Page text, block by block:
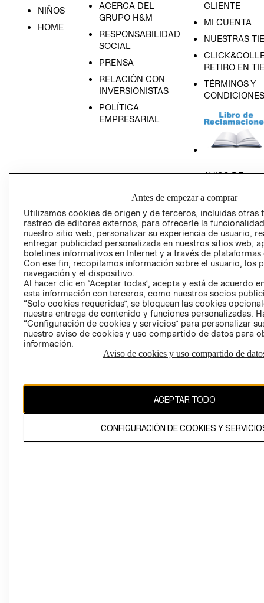
NIÑOS
HOME
ACERCA DEL
GRUPO H&M
RESPONSABILIDAD
SOCIAL
PRENSA
RELACIÓN CON
INVERSIONISTAS
POLÍTICA
EMPRESARIAL
CLIENTE
MI CUENTA
NUESTRAS
RETIRO EN
TÉRMINOS Y
CONDICIONES
AVISO DE
GIFT CARD
AVISO DE
Perú (S/)
CAMBIAR REGIÓN
propiedad de H&M Hennes & Mauritz AB
Antes de empezar a comprar
Utilizamos cookies de origen y de terceros, incluidas otras
rastreo de editores externos, para ofrecerle la
nuestro sitio web, personalizar su experiencia de usuario,
entregar publicidad personalizada en nuestros sitios web,
boletines informativos en Internet y a través de plataformas
Con ese fin, recopilamos información sobre el usuario, los
navegación y el dispositivo.
Al hacer clic en “Aceptar todas”, acepta y está de acuerdo
esta información con terceros, como nuestros socios
“Solo cookies requeridas”, se bloquean las cookies
nuestra entrega de contenido y funciones personalizadas.
“Configuración de cookies y servicios” para personalizar
nuestro aviso de cookies y uso compartido de datos para
información.
Aviso de cookies y uso compartido de
ACEPTAR TODO
CONFIGURACIÓN DE COOKIES Y